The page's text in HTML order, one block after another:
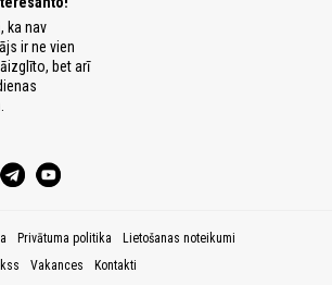
ka nav
ir ne vien
bet arī
Privātuma politika
Lietošanas noteikumi
Vakances Kontakti